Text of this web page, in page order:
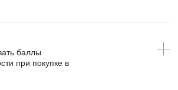
баллы
при покупке в